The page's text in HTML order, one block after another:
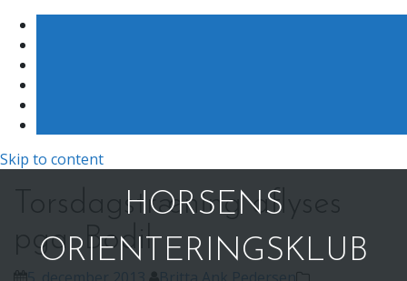
Skip to content
HORSENS
ORIENTERINGSKLUB
Torsdagstræning aflyses
pga. Bodil